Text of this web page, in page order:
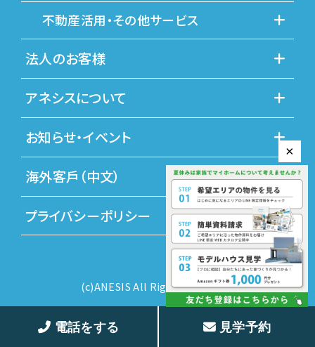
不動産活用・その他サービス
法人のお客様
お知らせ・イベント
アネシスについて
海外客戶（中文）
プライバシーポリシー
(c)ANESIS All Rights Reserved.
電話をする 見学予約
×